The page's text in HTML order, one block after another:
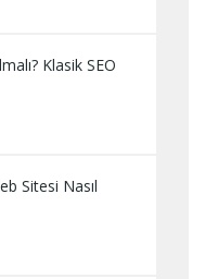
Klasik SEO
Sitesi Nasıl